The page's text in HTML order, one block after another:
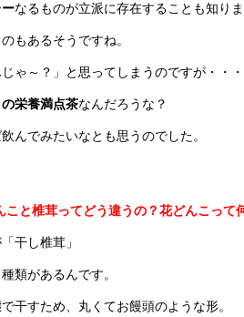
なるものが立派に存在することも知りま
もあるそうですね。
ゃ～？」と思ってしまうのですが・・・
栄養満点茶なんだろうな？
んでみたいなとも思うのでした。
こと椎茸ってどう違うの？花どんこって
干し椎茸」
類があるんです。
干すため、丸くてお饅頭のような形。